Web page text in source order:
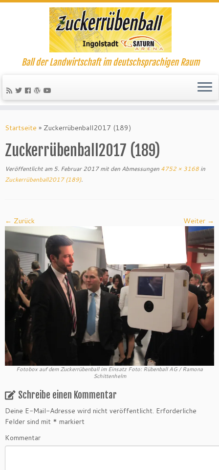
Ball der Landwirtschaft im deutschsprachigen Raum
Startseite » Zuckerrübenball2017 (189)
Zuckerrübenball2017 (189)
Veröffentlicht am 5. Februar 2017mit den Abmessungen 4752 × 3168 in
Zuckerrübenball2017 (189).
← Zurück Weiter →
Fotobox auf dem Zuckerrübenball im Einsatz Foto: Rübenball AG / Ramona
Schittenhelm
Schreibe einen Kommentar
Deine E-Mail-Adresse wird nicht veröffentlicht. Erforderliche
Felder sind mit * markiert
Kommentar